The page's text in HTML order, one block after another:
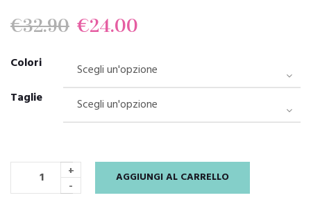
€32.90 Il
prezzo
originale
era:
€32.90.
€24.00
prezzo
attuale
è:
€24.00.
Colori
Taglie
+
-
AGGIUNGI AL CARRELLO